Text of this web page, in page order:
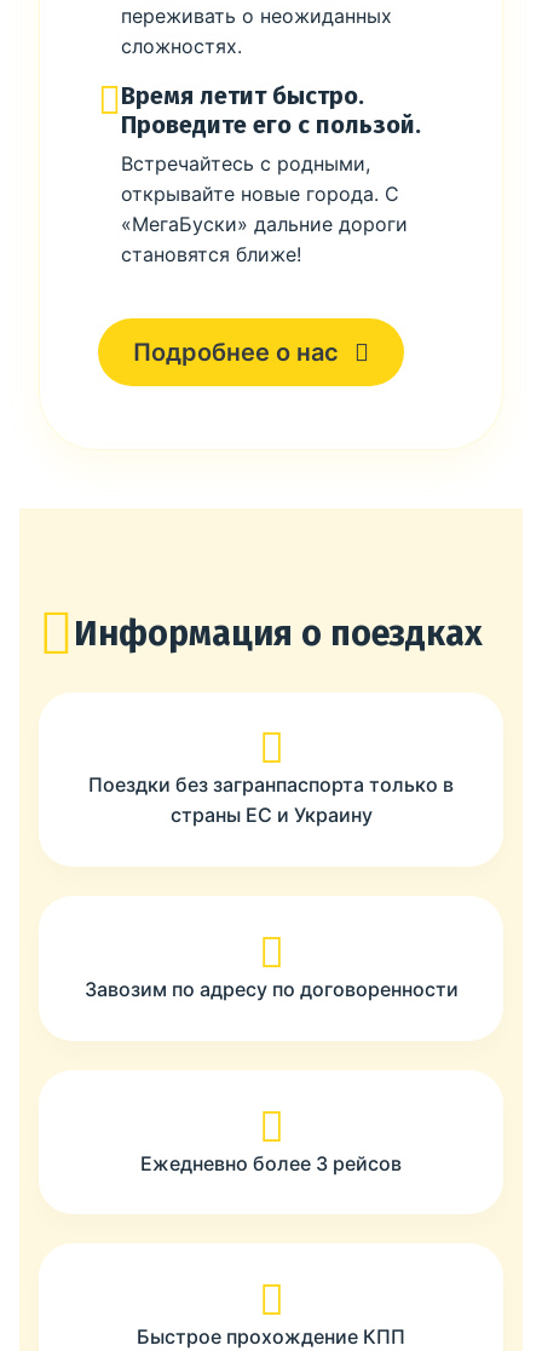
переживать о неожиданных
сложностях.
Время летит быстро.
Проведите его с пользой.
Встречайтесь с родными,
открывайте новые города. С
«МегаБуски» дальние дороги
становятся ближе!
Подробнее о нас
Информация о поездках
Поездки без загранпаспорта только в
страны ЕС и Украину
Завозим по адресу по договоренности
Ежедневно более 3 рейсов
Быстрое прохождение КПП